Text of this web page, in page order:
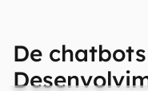
De